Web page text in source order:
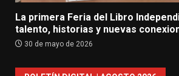
La primera Feria del Libro
talento, historias y nuevas
30 de mayo de 2026